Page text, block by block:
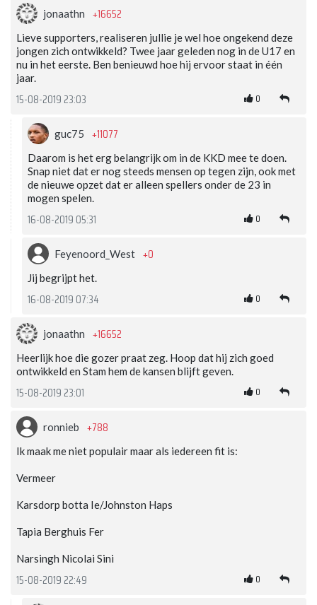
jonaathn +16652
Lieve supporters, realiseren jullie je wel hoe ongekend deze
jongen zich ontwikkeld? Twee jaar geleden nog in de U17 en
nu in het eerste. Ben benieuwd hoe hij ervoor staat in één
jaar.
15-08-2019 23:03 0
guc75 +11077
Daarom is het erg belangrijk om in de KKD mee te doen.
Snap niet dat er nog steeds mensen op tegen zijn, ook met
de nieuwe opzet dat er alleen spellers onder de 23 in
mogen spelen.
16-08-2019 05:31 0
Feyenoord_West +0
Jij begrijpt het.
16-08-2019 07:34 0
jonaathn +16652
Heerlijk hoe die gozer praat zeg. Hoop dat hij zich goed
ontwikkeld en Stam hem de kansen blijft geven.
15-08-2019 23:01 0
ronnieb +788
Ik maak me niet populair maar als iedereen fit is:
Vermeer
Karsdorp botta Ie/Johnston Haps
Tapia Berghuis Fer
Narsingh Nicolai Sini
15-08-2019 22:49 0